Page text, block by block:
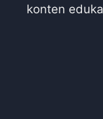
konten